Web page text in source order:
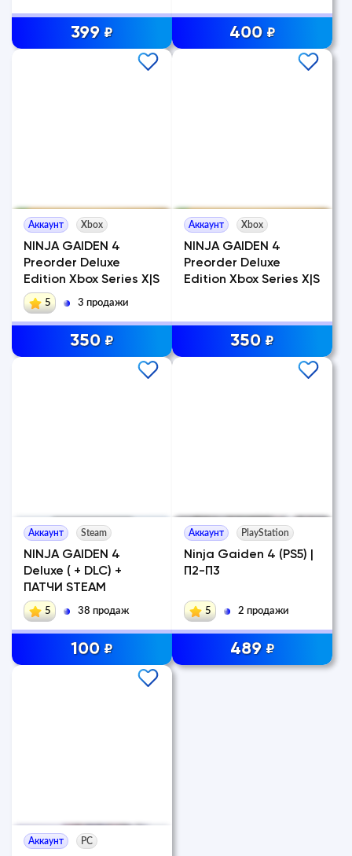
399 ₽ 400 ₽
Аккаунт Xbox
NINJA GAIDEN 4
Preorder Deluxe
Edition Xbox Series X|S
5 3 продажи
350 ₽
Аккаунт Xbox
NINJA GAIDEN 4
Preorder Deluxe
Edition Xbox Series X|S
350 ₽
Аккаунт Steam
NINJA GAIDEN 4
Deluxe ( + DLC) +
ПАТЧИ STEAM
5 38 продаж
100 ₽
Аккаунт PlayStation
Ninja Gaiden 4 (PS5) |
П2-П3
5 2 продажи
489 ₽
Аккаунт PC